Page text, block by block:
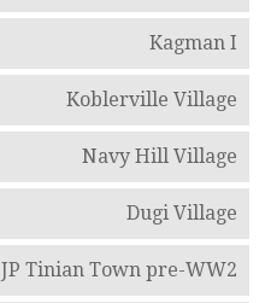
Kagman I
Koblerville Village
Navy Hill Village
Dugi Village
JP Tinian Town pre-WW2